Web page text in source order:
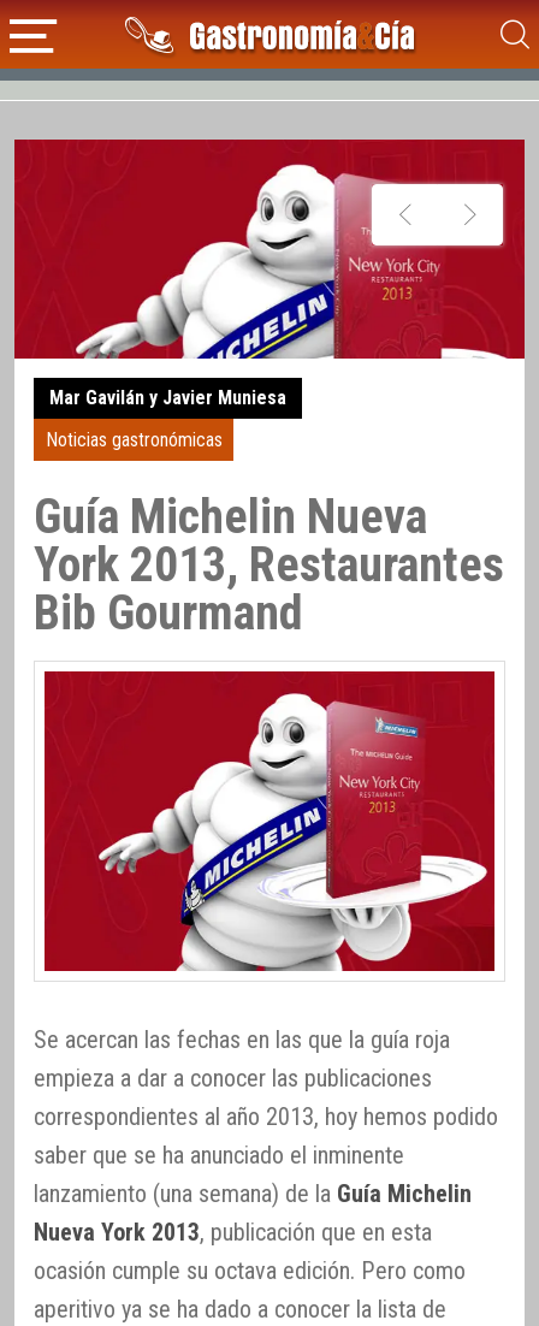
Mar Gavilán y Javier Muniesa
Noticias gastronómicas
Guía Michelin Nueva
York 2013, Restaurantes
Bib Gourmand
Se acercan las fechas en las que la guía roja
empieza a dar a conocer las publicaciones
correspondientes al año 2013, hoy hemos podido
saber que se ha anunciado el inminente
lanzamiento (una semana) de la Guía Michelin
Nueva York 2013, publicación que en esta
ocasión cumple su octava edición. Pero como
aperitivo ya se ha dado a conocer la lista de